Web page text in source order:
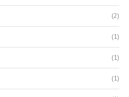
(2)
(1)
(1)
(1)